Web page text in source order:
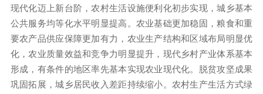
现代化迈上新台阶，农村生活设施便利化初步实现，城乡基本
公共服务均等化水平明显提高。农业基础更加稳固，粮食和重
要农产品供应保障更加有力，农业生产结构和区域布局明显优
化，农业质量效益和竞争力明显提升，现代乡村产业体系基本
形成，有条件的地区率先基本实现农业现代化。脱贫攻坚成果
巩固拓展，城乡居民收入差距持续缩小。农村生产生活方式绿